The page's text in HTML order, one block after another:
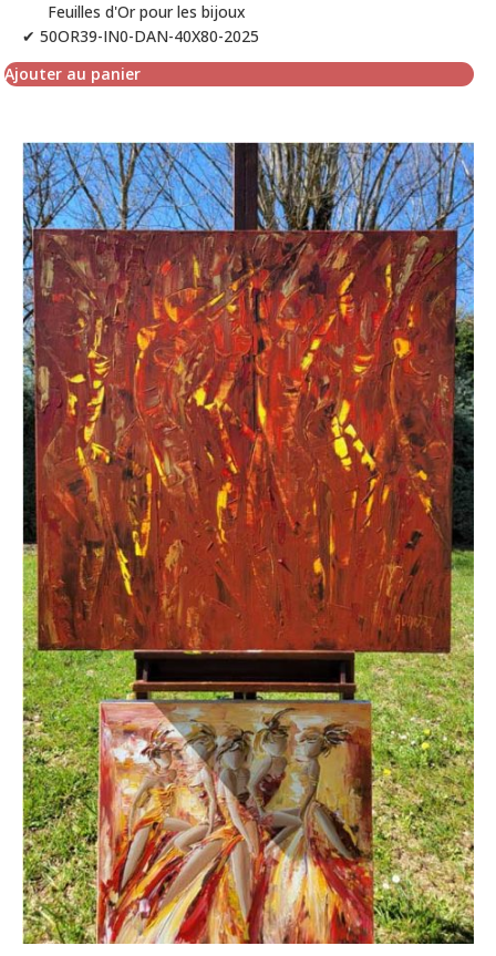
Feuilles d'Or pour les bijoux
✔ 50OR39-IN0-DAN-40X80-2025
Ajouter au panier